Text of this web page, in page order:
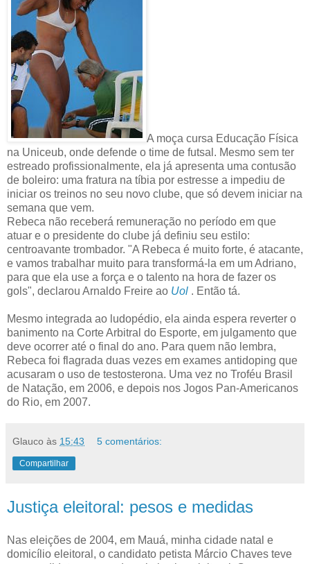
A moça cursa Educação Física
na Uniceub, onde defende o time de futsal. Mesmo sem ter
estreado profissionalmente, ela já apresenta uma contusão
de boleiro: uma fratura na tíbia por estresse a impediu de
iniciar os treinos no seu novo clube, que só devem iniciar na
semana que vem.
Rebeca não receberá remuneração no período em que
atuar e o presidente do clube já definiu seu estilo:
centroavante trombador. "A Rebeca é muito forte, é atacante,
e vamos trabalhar muito para transformá-la em um Adriano,
para que ela use a força e o talento na hora de fazer os
gols", declarou Arnaldo Freire ao Uol . Então tá.
Mesmo integrada ao ludopédio, ela ainda espera reverter o
banimento na Corte Arbitral do Esporte, em julgamento que
deve ocorrer até o final do ano. Para quem não lembra,
Rebeca foi flagrada duas vezes em exames antidoping que
acusaram o uso de testosterona. Uma vez no Troféu Brasil
de Natação, em 2006, e depois nos Jogos Pan-Americanos
do Rio, em 2007.
Glauco às 15:43 5 comentários:
Compartilhar
Justiça eleitoral: pesos e medidas
Nas eleições de 2004, em Mauá, minha cidade natal e
domicílio eleitoral, o candidato petista Márcio Chaves teve